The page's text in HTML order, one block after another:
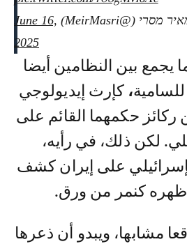
June 16,
2025
يجمع بين النظامين أيضا
، كإرث إيديولوجي
ركائز حكمهما القائم على
لكن ذلك، في رأيه،
على إيران كشف
كنمر من ورق.
مشابها، ويبدو أن ذعرها